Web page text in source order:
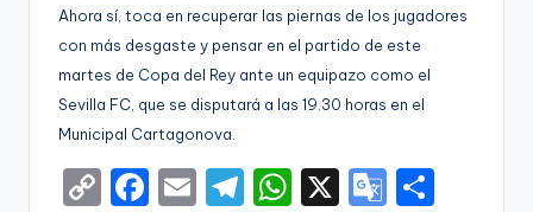
Ahora sí, toca en recuperar las piernas de los jugadores
con más desgaste y pensar en el partido de este
martes de Copa del Rey ante un equipazo como el
Sevilla FC, que se disputará a las 19.30 horas en el
Municipal Cartagonova.
C F
E
T
W X
G